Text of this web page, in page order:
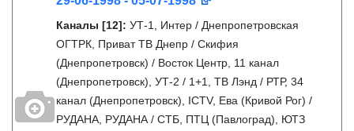
Каналы [12]: УТ-1, Интер / Днепропетровская
ОГТРК, Приват ТВ Днепр / Скифия
(Днепропетровск) / Восток Центр, 11 канал
(Днепропетровск), УТ-2 / 1+1, ТВ Лэнд / РТР, 34
канал (Днепропетровск), ICTV, Ева (Кривой Рог) /
РУДАНА, РУДАНА / СТБ, ПТЦ (Павлоград), ЮТЗ